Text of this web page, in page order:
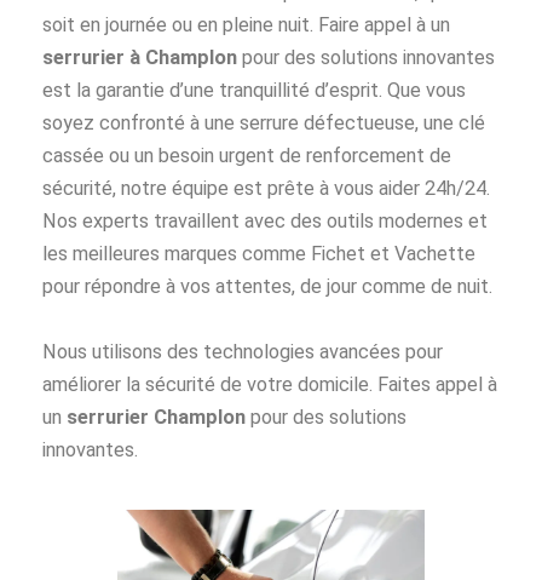
soit en journée ou en pleine nuit. Faire appel à un
serrurier à Champlon pour des solutions innovantes
est la garantie d’une tranquillité d’esprit. Que vous
soyez confronté à une serrure défectueuse, une clé
cassée ou un besoin urgent de renforcement de
sécurité, notre équipe est prête à vous aider 24h/24.
Nos experts travaillent avec des outils modernes et
les meilleures marques comme Fichet et Vachette
pour répondre à vos attentes, de jour comme de nuit.
Nous utilisons des technologies avancées pour
améliorer la sécurité de votre domicile. Faites appel à
un serrurier Champlon pour des solutions
innovantes.